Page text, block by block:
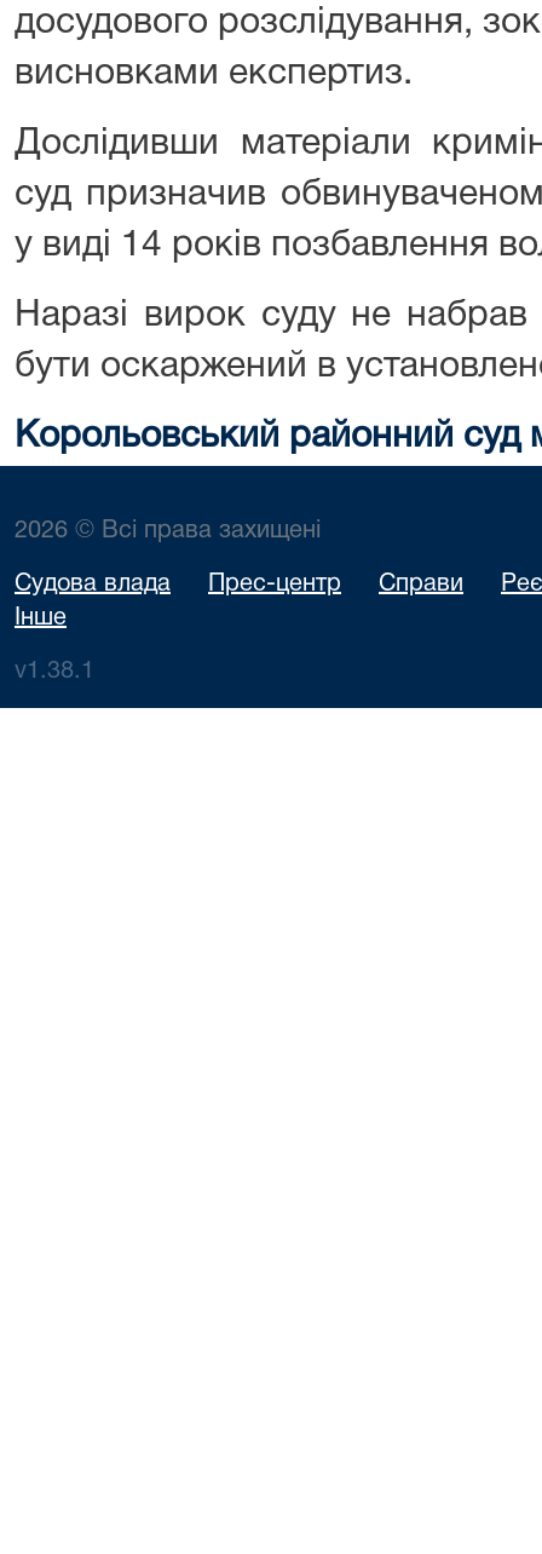
досудового розслідування,
висновками експертиз.
Дослідивши матеріали
суд призначив
у виді 14 років позбавлення
Наразі вирок суду не
бути оскаржений в
Корольовський районний
2026 © Всі права захищені
Судова влада Прес-центр Справи
Інше
v1.38.1